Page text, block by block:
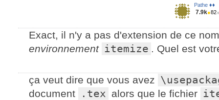
Pathe ♦♦
7.9k●82
Exact, il n'y a pas d'extension de ce
environnement itemize . Quel est
ça veut dire que vous avez
document .tex alors que le fichier